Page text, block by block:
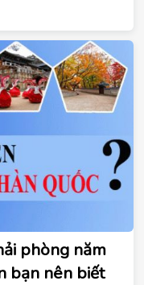
phòng năm
bạn nên biết